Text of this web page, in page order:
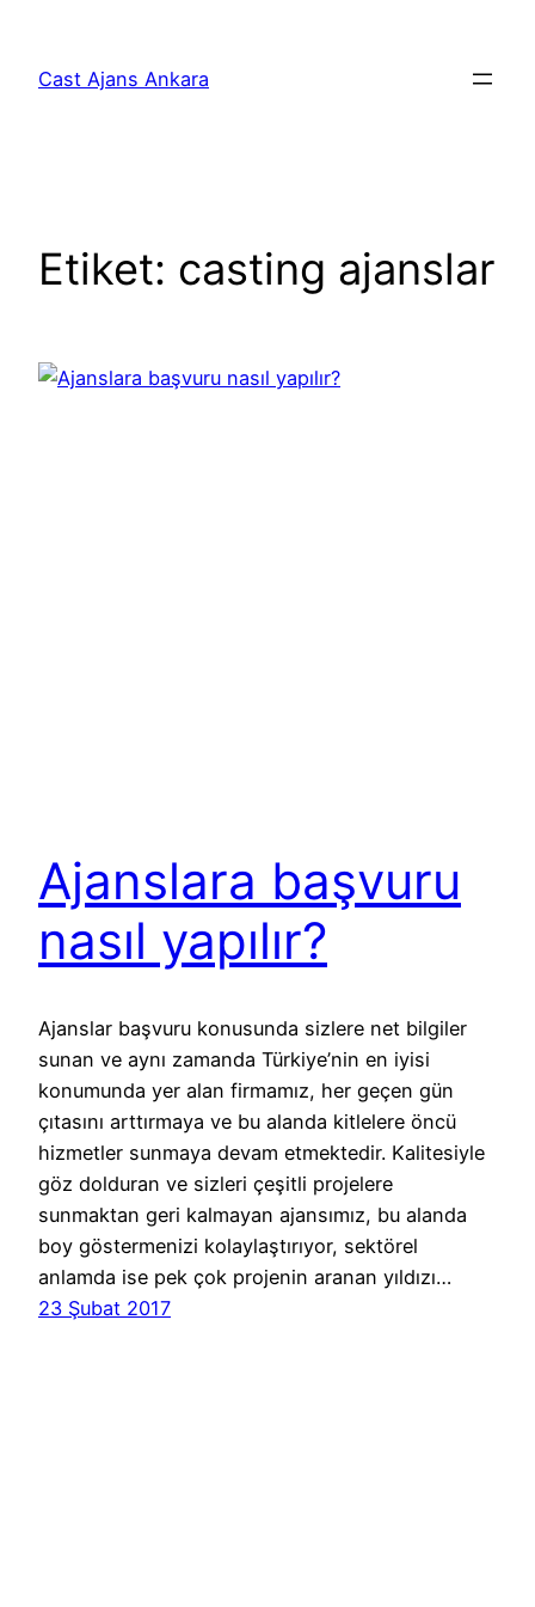
Cast Ajans Ankara
Etiket: casting ajanslar
Ajanslara başvuru
nasıl yapılır?
Ajanslar başvuru konusunda sizlere net bilgiler
sunan ve aynı zamanda Türkiye’nin en iyisi
konumunda yer alan firmamız, her geçen gün
çıtasını arttırmaya ve bu alanda kitlelere öncü
hizmetler sunmaya devam etmektedir. Kalitesiyle
göz dolduran ve sizleri çeşitli projelere
sunmaktan geri kalmayan ajansımız, bu alanda
boy göstermenizi kolaylaştırıyor, sektörel
anlamda ise pek çok projenin aranan yıldızı…
23 Şubat 2017